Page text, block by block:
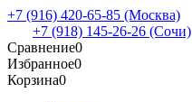
+7 (916) 420-65-85 (Москва)
+7 (918) 145-26-26 (Сочи)
Сравнение0
Избранное0
Корзина0